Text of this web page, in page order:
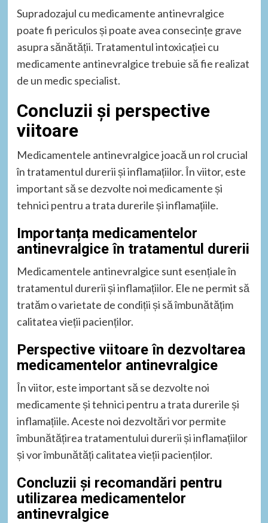
Supradozajul cu medicamente antinevralgice
poate fi periculos și poate avea consecințe grave
asupra sănătății. Tratamentul intoxicației cu
medicamente antinevralgice trebuie să fie realizat
de un medic specialist.
Concluzii și perspective
viitoare
Medicamentele antinevralgice joacă un rol crucial
în tratamentul durerii și inflamațiilor. În viitor, este
important să se dezvolte noi medicamente și
tehnici pentru a trata durerile și inflamațiile.
Importanța medicamentelor
antinevralgice în tratamentul durerii
Medicamentele antinevralgice sunt esențiale în
tratamentul durerii și inflamațiilor. Ele ne permit să
tratăm o varietate de condiții și să îmbunătățim
calitatea vieții pacienților.
Perspective viitoare în dezvoltarea
medicamentelor antinevralgice
În viitor, este important să se dezvolte noi
medicamente și tehnici pentru a trata durerile și
inflamațiile. Aceste noi dezvoltări vor permite
îmbunătățirea tratamentului durerii și inflamațiilor
și vor îmbunătăți calitatea vieții pacienților.
Concluzii și recomandări pentru
utilizarea medicamentelor
antinevralgice